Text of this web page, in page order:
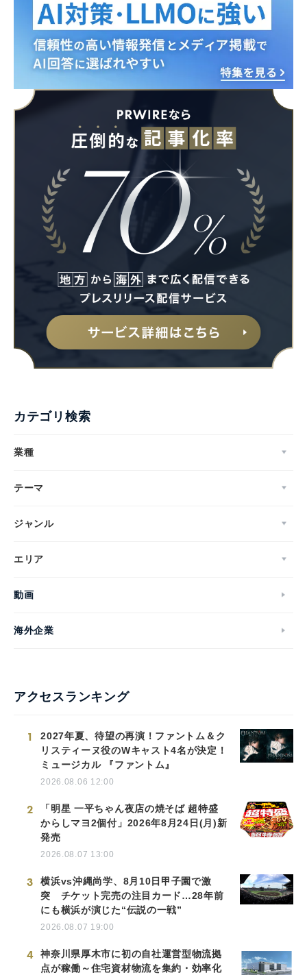
カテゴリ検索
業種
テーマ
ジャンル
エリア
動画
海外企業
アクセスランキング
1
2027年夏、待望の再演！ファントム＆ク
リスティーヌ役のWキャスト4名が決定！
ミュージカル 『ファントム』
2026.08.06 12:00
2
「明星 一平ちゃん夜店の焼そば 超特盛
からしマヨ2個付」2026年8月24日(月)新
発売
2026.08.07 13:00
3
横浜vs沖縄尚学、8月10日甲子園で激
突 チケット完売の注目カード…28年前
にも横浜が演じた“伝説の一戦”
2026.08.07 19:00
4
神奈川県厚木市に初の自社運営型物流拠
点が稼働～住宅資材物流を集約・効率化